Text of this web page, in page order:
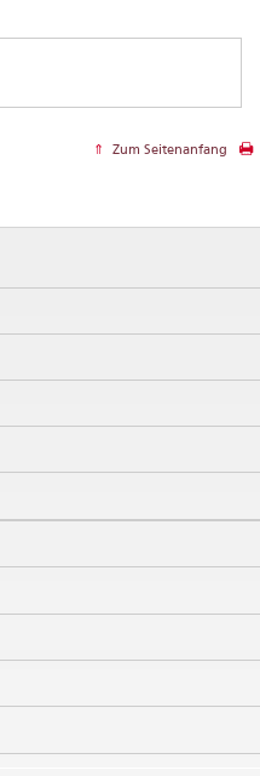
Zum Seitenanfang